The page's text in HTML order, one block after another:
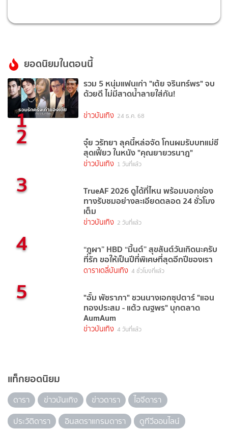
ยอดนิยมในตอนนี้
1
รวม 5 หนุ่มแฟนเก่า "เต้ย จรินทร์พร" จบ
ด้วยดี ไม่มีสาดน้ำลายใส่กัน!
ข่าวบันเทิง 24 ธ.ค. 68
2 จุ๋ย วรัทยา ลุคนี้หล่อจัด โกนผมรับบทแม่ชี
สุดเฟี้ยว ในหนัง "คุณยายวรนาฎ"
ข่าวบันเทิง 1 วันที่แล้ว
3 TrueAF 2026 ดูได้ที่ไหน พร้อมบอกช่อง
ทางรับชมอย่างละเอียดตลอด 24 ชั่วโมง
เต็ม
ข่าวบันเทิง 2 วันที่แล้ว
4 “ภูผา” HBD “มิ้นต์” สุขสันต์วันเกิดนะครับ
ที่รัก ขอให้เป็นปีที่พิเศษที่สุดอีกปีของเรา
ดาราเดลี่บันเทิง 4 ชั่วโมงที่แล้ว
5 "อั้ม พัชราภา" ชวนนางเอกซุปตาร์ "แอน
ทองประสม - แต้ว ณฐพร" บุกตลาด
AumAum
ข่าวบันเทิง 4 วันที่แล้ว
แท็กยอดนิยม
ดารา ข่าวบันเทิง ข่าวดารา
ไอจีดารา
ประวัติดารา
อินสตราแกรมดารา
ดูทีวีออนไลน์